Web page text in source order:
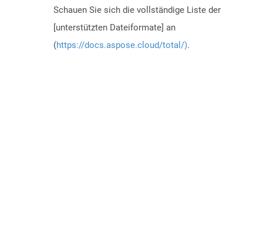
Schauen Sie sich die vollständige Liste der
[unterstützten Dateiformate] an
(https://docs.aspose.cloud/total/).